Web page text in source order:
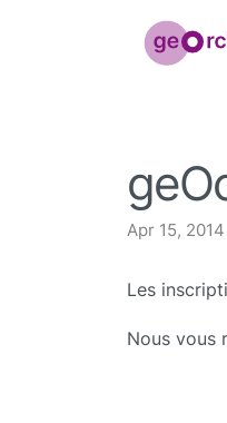
Apr 15, 2014
Les
Nous vous